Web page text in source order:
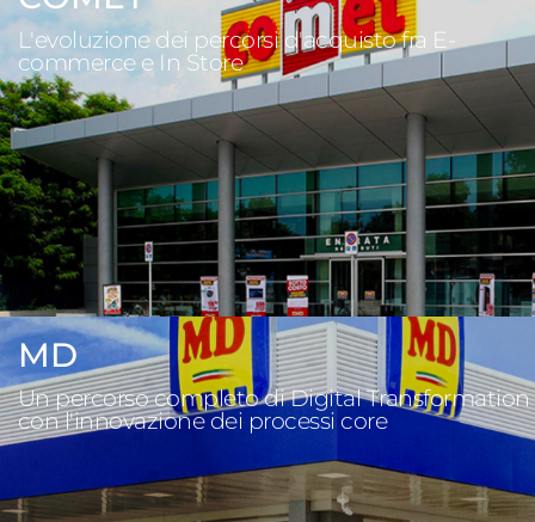
L'evoluzione dei percorsi d'acquisto fra E-
commerce e In Store
MD
Un percorso completo di Digital Transformation
con l'innovazione dei processi core